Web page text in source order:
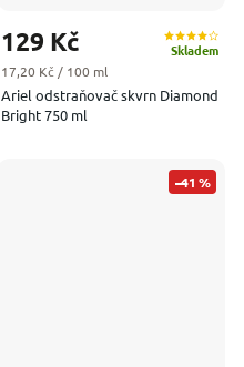
Ariel odstraňovač skvrn Diamond
Bright 750 ml
Skladem
129 Kč
Měrná cena:
17,20 Kč / 100 ml
–41 %